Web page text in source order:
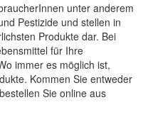
unter anderem
Pestizide und stellen in
Produkte dar. Bei
für Ihre
immer es möglich ist,
Kommen Sie entweder
Sie online aus